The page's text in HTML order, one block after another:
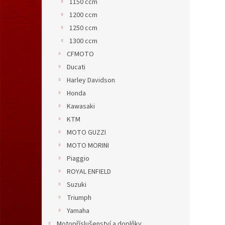
1150 ccm
1200 ccm
1250 ccm
1300 ccm
CFMOTO
Ducati
Harley Davidson
Honda
Kawasaki
KTM
MOTO GUZZI
MOTO MORINI
Piaggio
ROYAL ENFIELD
Suzuki
Triumph
Yamaha